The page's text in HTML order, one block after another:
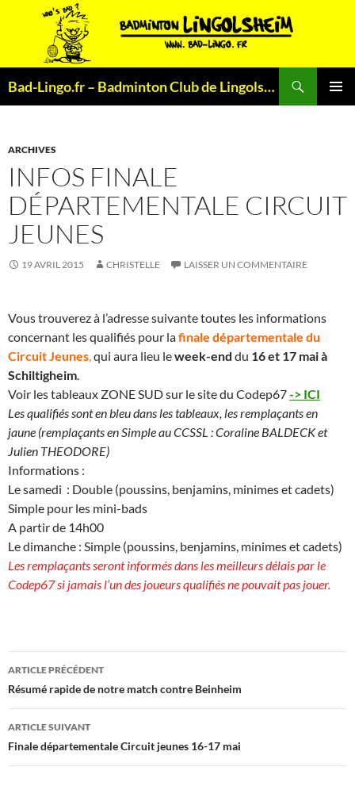
Bad-Lingo.fr – Badminton Club de Lingolsheim
ARCHIVES
INFOS FINALE
DÉPARTEMENTALE CIRCUIT
JEUNES
19 AVRIL 2015 CHRISTELLE LAISSER UN COMMENTAIRE
Vous trouverez à l’adresse suivante toutes les informations
concernant les qualifiés pour lafinale départementale du
Circuit Jeunes,qui aura lieu leweek-end du 16 et 17 mai à
Schiltigheim.
Voir les tableaux ZONE SUD sur le site du Codep67-> ICI
Les qualifiés sont en bleu dans les tableaux, les remplaçants en
jaune (remplaçants en Simple au CCSSL : Coraline BALDECK et
Julien THEODORE)
Informations :
Le samedi : Double (poussins, benjamins, minimes et cadets)
Simple pour les mini-bads
A partir de 14h00
Le dimanche : Simple (poussins, benjamins, minimes et cadets)
Les remplaçants seront informés dans les meilleurs délais par le
Codep67 si jamais l’un des joueurs qualifiés ne pouvait pas jouer.
Navigation
des
articles
ARTICLE PRÉCÉDENT
Résumé rapide de notre match contre Beinheim
ARTICLE SUIVANT
Finale départementale Circuit jeunes 16-17 mai